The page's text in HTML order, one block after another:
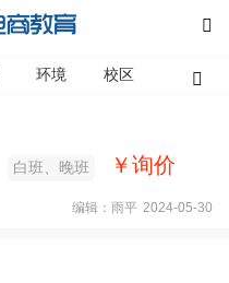
环境 校区 资讯
白班、晚班 ￥询价
2024-05-30
编辑：雨平